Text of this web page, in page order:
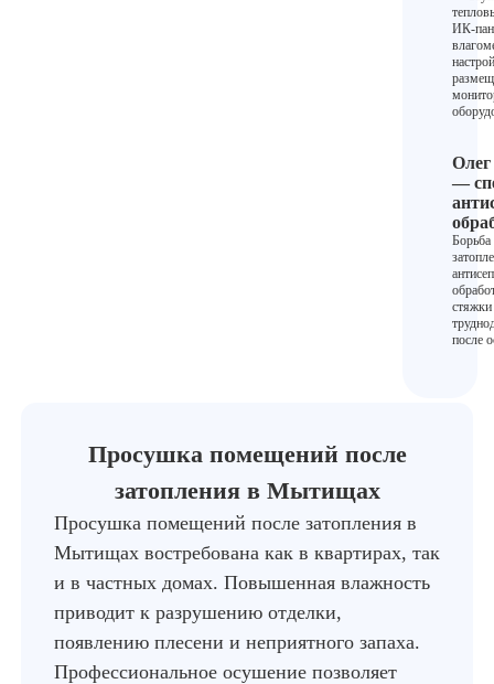
ИК-
Олег
—
Борьба
после
Просушка помещений после
затопления в Мытищах
Просушка помещений после затопления в
Мытищах востребована как в квартирах, так
и в частных домах. Повышенная влажность
приводит к разрушению отделки,
появлению плесени и неприятного запаха.
Профессиональное осушение позволяет